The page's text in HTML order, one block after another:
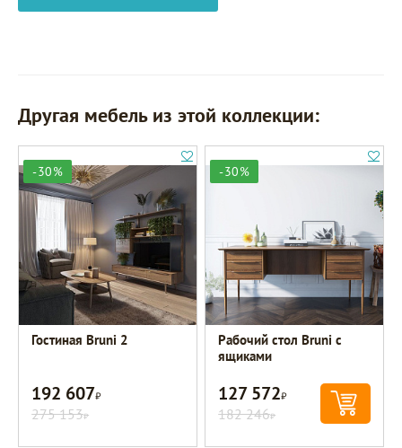
Другая мебель из этой коллекции:
-30%
Гостиная Bruni 2
192 607Р
275 153Р
-30%
Рабочий стол Bruni с
ящиками
127 572Р
182 246Р